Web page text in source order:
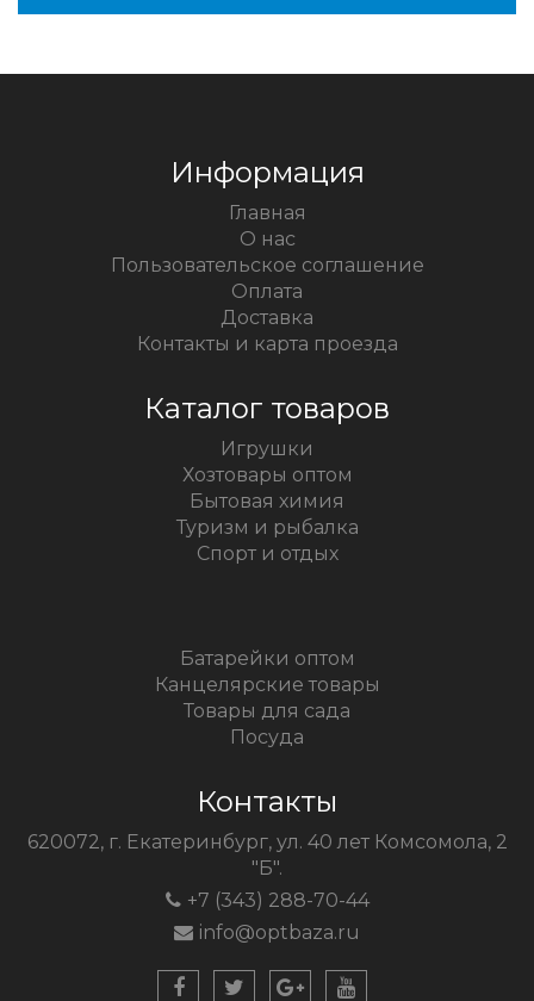
Информация
Главная
О нас
Пользовательское соглашение
Оплата
Доставка
Контакты и карта проезда
Каталог товаров
Игрушки
Хозтовары оптом
Бытовая химия
Туризм и рыбалка
Спорт и отдых
Батарейки оптом
Канцелярские товары
Товары для сада
Посуда
Контакты
620072, г. Екатеринбург, ул. 40 лет Комсомола, 2
"Б".
+7 (343) 288-70-44
info@optbaza.ru